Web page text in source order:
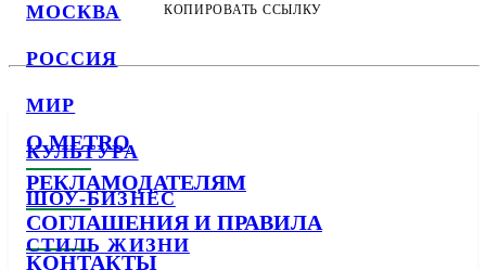
МОСКВА
РОССИЯ
МИР
КУЛЬТУРА
ШОУ-БИЗНЕС
СТИЛЬ ЖИЗНИ
КОПИРОВАТЬ ССЫЛКУ
О METRO
РЕКЛАМОДАТЕЛЯМ
СОГЛАШЕНИЯ И ПРАВИЛА
КОНТАКТЫ